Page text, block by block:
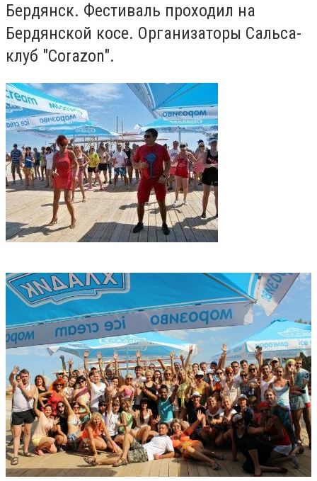
Бердянск. Фестиваль проходил на
Бердянской косе. Организаторы Сальса-
клуб "Corazon".